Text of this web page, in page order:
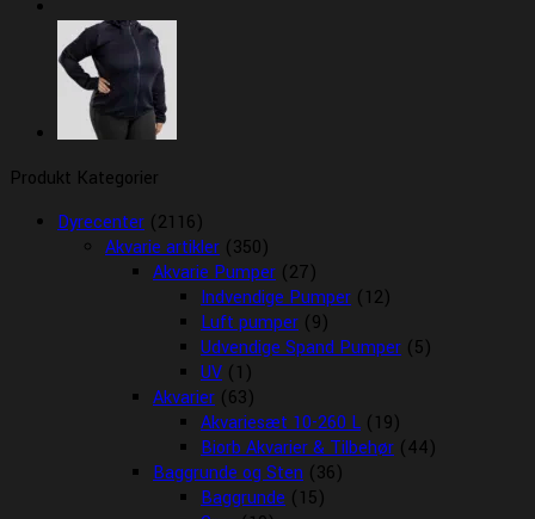
Produkt Kategorier
Dyrecenter (2116)
Akvarie artikler (350)
Akvarie Pumper (27)
Indvendige Pumper (12)
Luft pumper (9)
Udvendige Spand Pumper (5)
UV (1)
Akvarier (63)
Akvariesæt 10-260 L (19)
Biorb Akvarier & Tilbehør (44)
Baggrunde og Sten (36)
Baggrunde (15)